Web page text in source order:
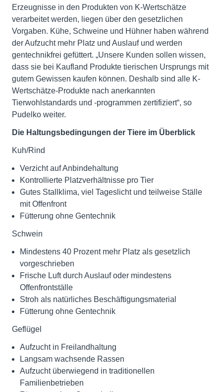
Erzeugnisse in den Produkten von K-Wertschätze
verarbeitet werden, liegen über den gesetzlichen
Vorgaben. Kühe, Schweine und Hühner haben während
der Aufzucht mehr Platz und Auslauf und werden
gentechnikfrei gefüttert. „Unsere Kunden sollen wissen,
dass sie bei Kaufland Produkte tierischen Ursprungs mit
gutem Gewissen kaufen können. Deshalb sind alle K-
Wertschätze-Produkte nach anerkannten
Tierwohlstandards und -programmen zertifiziert“, so
Pudelko weiter.
Die Haltungsbedingungen der Tiere im Überblick
Kuh/Rind
Verzicht auf Anbindehaltung
Kontrollierte Platzverhältnisse pro Tier
Gutes Stallklima, viel Tageslicht und teilweise Ställe
mit Offenfront
Fütterung ohne Gentechnik
Schwein
Mindestens 40 Prozent mehr Platz als gesetzlich
vorgeschrieben
Frische Luft durch Auslauf oder mindestens
Offenfrontställe
Stroh als natürliches Beschäftigungsmaterial
Fütterung ohne Gentechnik
Geflügel
Aufzucht in Freilandhaltung
Langsam wachsende Rassen
Aufzucht überwiegend in traditionellen
Familienbetrieben